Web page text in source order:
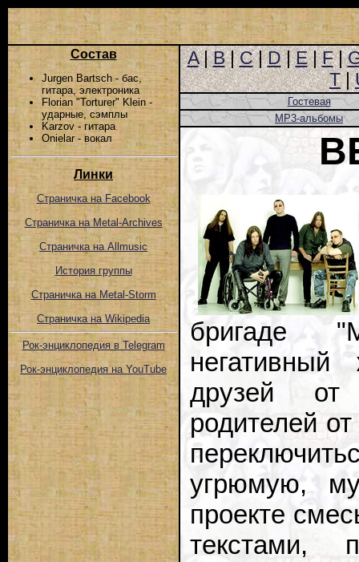
Состав
Jurgen Bartsch - бас,
гитара, электроника
Florian "Torturer" Klein -
ударные, сэмплы
Karzov - гитара
Onielar - вокал
Линки
Страничка на Facebook
Страничка на Metal-Archives
Страничка на Allmusic
История группы
Страничка на Metal-Storm
Страничка на Wikipedia
Рок-энциклопедия в Telegram
Рок-энциклопедия на YouTube
A|B|C|D|E|F|
T|
Гостевая
MP3-альбомы
бригаде
друзей от
родителей
угрюмую,
проекте
текстами,